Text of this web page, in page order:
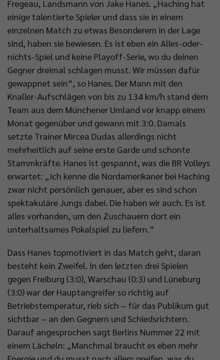
Fregeau, Landsmann von Jake Hanes. „Haching hat
einige talentierte Spieler und dass sie in einem
einzelnen Match zu etwas Besonderem in der Lage
sind, haben sie bewiesen. Es ist eben ein Alles-oder-
nichts-Spiel und keine Playoff-Serie, wo du deinen
Gegner dreimal schlagen musst. Wir müssen dafür
gewappnet sein“, so Hanes. Der Mann mit den
Knaller-Aufschlägen von bis zu 134 km/h stand dem
Team aus dem Münchener Umland vor knapp einem
Monat gegenüber und gewann mit 3:0. Damals
setzte Trainer Mircea Dudas allerdings nicht
mehrheitlich auf seine erste Garde und schonte
Stammkräfte. Hanes ist gespannt, was die BR Volleys
erwartet: „Ich kenne die Nordamerikaner bei Haching
zwar nicht persönlich genauer, aber es sind schon
spektakuläre Jungs dabei. Die haben wir auch. Es ist
alles vorhanden, um den Zuschauern dort ein
unterhaltsames Pokalspiel zu liefern.“
Dass Hanes topmotiviert in das Match geht, daran
besteht kein Zweifel. In den letzten drei Spielen
gegen Freiburg (3:0), Warschau (0:3) und Lüneburg
(3:0) war der Hauptangreifer so richtig auf
Betriebstemperatur, rieb sich – für das Publikum gut
sichtbar – an den Gegnern und Schiedsrichtern.
Darauf angesprochen sagt Berlins Nummer 22 mit
einem Lächeln: „Manchmal braucht es eben mehr